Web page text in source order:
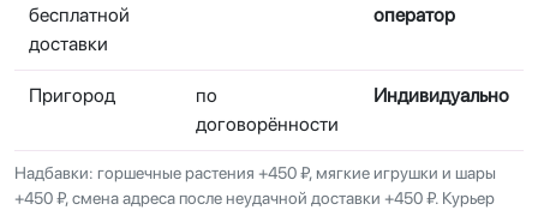
Надбавки: горшечные растения +450 ₽, мягкие игрушки и шары
+450 ₽, смена адреса после неудачной доставки +450 ₽. Курьер
бесплатной
доставки
оператор
Пригород
по
договорённости
Индивидуально